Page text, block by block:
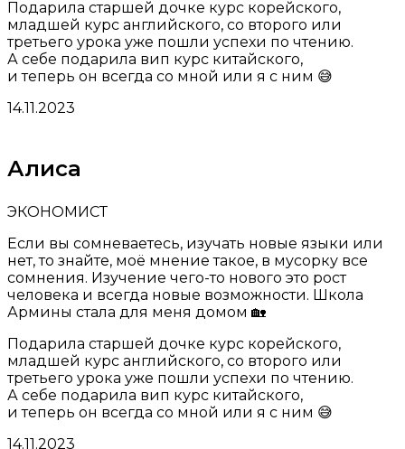
Подарила старшей дочке курс корейского,
младшей курс английского, со второго или
третьего урока уже пошли успехи по чтению.
А себе подарила вип курс китайского,
и теперь он всегда со мной или я с ним 😅
14.11.2023
Алиса
ЭКОНОМИСТ
Если вы сомневаетесь, изучать новые языки или
нет, то знайте, моё мнение такое, в мусорку все
сомнения. Изучение чего-то нового это рост
человека и всегда новые возможности. Школа
Армины стала для меня домом 🏡
Подарила старшей дочке курс корейского,
младшей курс английского, со второго или
третьего урока уже пошли успехи по чтению.
А себе подарила вип курс китайского,
и теперь он всегда со мной или я с ним 😅
14.11.2023